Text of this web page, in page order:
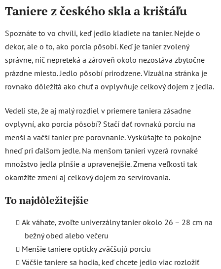
l
á
d
a
c
i
e
p
r
v
k
y
v
ý
p
i
s
Taniere z českého skla a krištáľu
Spoznáte to vo chvíli, keď jedlo kladiete na tanier. Nejde o
dekor, ale o to, ako porcia pôsobí. Keď je tanier zvolený
správne, nič nepreteká a zároveň okolo nezostáva zbytočne
prázdne miesto. Jedlo pôsobí prirodzene. Vizuálna stránka je
rovnako dôležitá ako chuť a ovplyvňuje celkový dojem z jedla.
Vedeli ste, že aj malý rozdiel v priemere taniera zásadne
ovplyvní, ako porcia pôsobí? Stačí dať rovnakú porciu na
menší a väčší tanier pre porovnanie. Vyskúšajte to pokojne
hneď pri ďalšom jedle. Na menšom tanieri vyzerá rovnaké
množstvo jedla plnšie a upravenejšie. Zmena veľkosti tak
okamžite zmení aj celkový dojem zo servírovania.
To najdôležitejšie
Ak váhate, zvoľte univerzálny tanier okolo 26 – 28 cm na
bežný obed alebo večeru
Menšie taniere opticky zväčšujú porciu
Väčšie taniere sa hodia, keď chcete jedlo viac rozložiť